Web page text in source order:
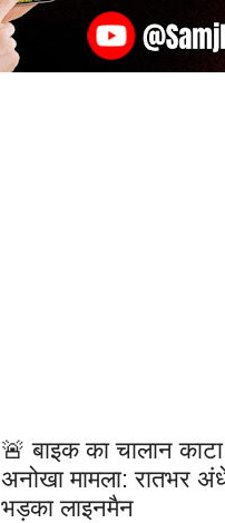
🚨 बाइक का चालान
अनोखा मामला: रातभर
भड़का लाइनमैन